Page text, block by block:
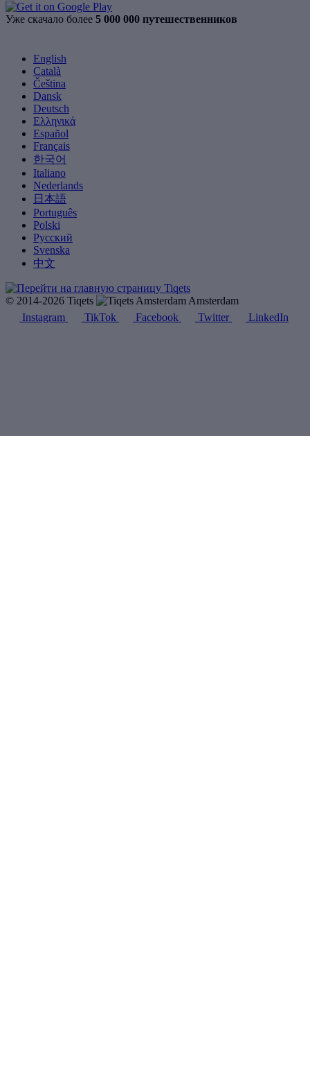
Уже скачало более 5 000 000 путешественников
English
Català
Čeština
Dansk
Deutsch
Ελληνικά
Español
Français
한국어
Italiano
Nederlands
日本語
Português
Polski
Русский
Svenska
中文
© 2014-2026 Tiqets
Amsterdam
Instagram
TikTok Facebook Twitter LinkedIn